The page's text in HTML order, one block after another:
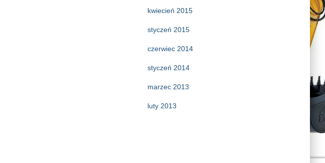
kwiecień 2015
styczeń 2015
czerwiec 2014
styczeń 2014
marzec 2013
luty 2013